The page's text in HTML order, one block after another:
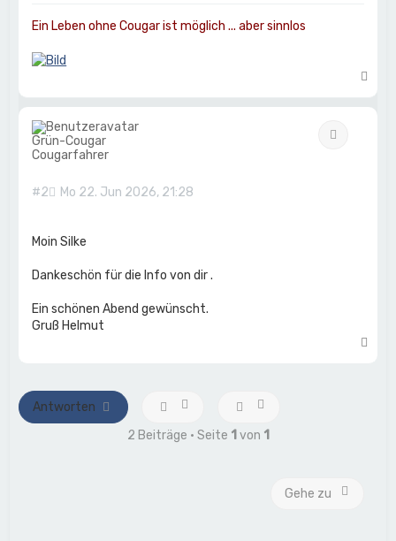
Ein Leben ohne Cougar ist möglich ... aber sinnlos
a
c
Grün-Cougar
Cougarfahrer
#2 Mo 22. Jun 2026, 21:28
Moin Silke
Dankeschön für die Info von dir .
Ein schönen Abend gewünscht.
Gruß Helmut
Antworten
2 Beiträge • Seite 1 von 1
Gehe zu